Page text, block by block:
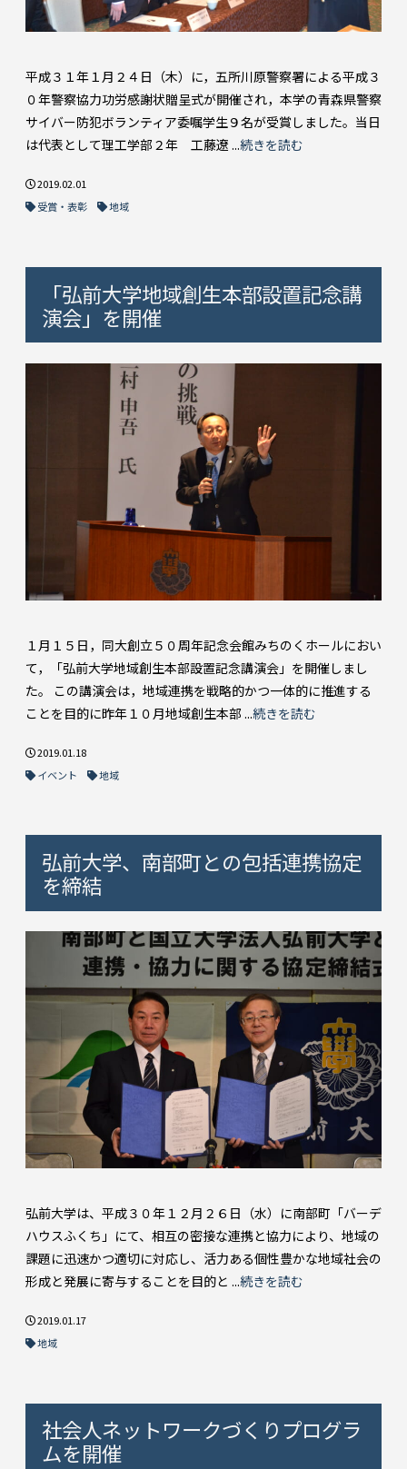
平成３１年１月２４日（木）に，五所川原警察署による平成３
０年警察協力功労感謝状贈呈式が開催され，本学の青森県警察
サイバー防犯ボランティア委嘱学生９名が受賞しました。当日
は代表として理工学部２年 工藤遼 ...続きを読む
2019.02.01
受賞・表彰
地域
「弘前大学地域創生本部設置記念講
演会」を開催
１月１５日，同大創立５０周年記念会館みちのくホールにおい
て，「弘前大学地域創生本部設置記念講演会」を開催しまし
た。 この講演会は，地域連携を戦略的かつ一体的に推進する
ことを目的に昨年１０月地域創生本部 ...続きを読む
2019.01.18
イベント
地域
弘前大学、南部町との包括連携協定
を締結
弘前大学は、平成３０年１２月２６日（水）に南部町「バーデ
ハウスふくち」にて、相互の密接な連携と協力により、地域の
課題に迅速かつ適切に対応し、活力ある個性豊かな地域社会の
形成と発展に寄与することを目的と ...続きを読む
2019.01.17
地域
社会人ネットワークづくりプログラ
ムを開催